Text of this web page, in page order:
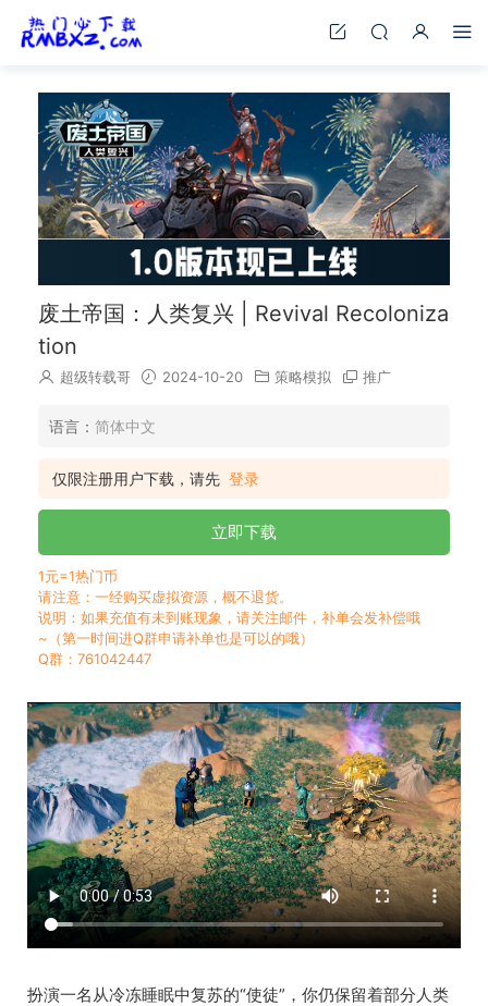
废土帝国：人类复兴 | Revival Recoloniza
tion
超级转载哥 2024-10-20 策略模拟 推广
语言： 简体中文
仅限注册用户下载，请先 登录
立即下载
1元=1热门币
请注意：一经购买虚拟资源，概不退货。
说明：如果充值有未到账现象，请关注邮件，补单会发补偿哦
~（第一时间进Q群申请补单也是可以的哦）
Q群：761042447
扮演一名从冷冻睡眠中复苏的“使徒”，你仍保留着部分人类